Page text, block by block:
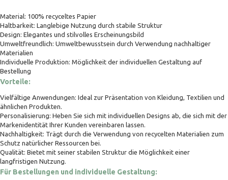
Material: 100% recyceltes Papier
Haltbarkeit: Langlebige Nutzung durch stabile Struktur
Design: Elegantes und stilvolles Erscheinungsbild
Umweltfreundlich: Umweltbewusstsein durch Verwendung nachhaltiger
Materialien
Individuelle Produktion: Möglichkeit der individuellen Gestaltung auf
Bestellung
Vorteile:
Vielfältige Anwendungen: Ideal zur Präsentation von Kleidung, Textilien und
ähnlichen Produkten.
Personalisierung: Heben Sie sich mit individuellen Designs ab, die sich mit der
Markenidentität Ihrer Kunden vereinbaren lassen.
Nachhaltigkeit: Trägt durch die Verwendung von recycelten Materialien zum
Schutz natürlicher Ressourcen bei.
Qualität: Bietet mit seiner stabilen Struktur die Möglichkeit einer
langfristigen Nutzung.
Für Bestellungen und individuelle Gestaltung: